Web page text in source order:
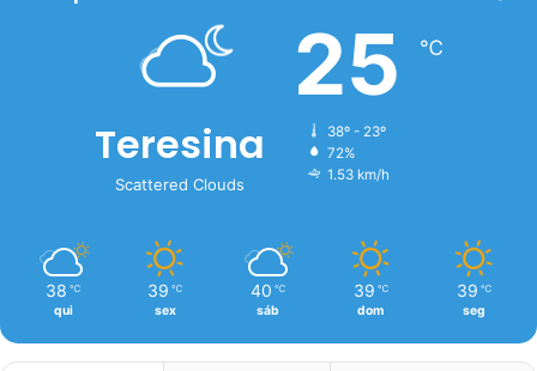
Teresina
Scattered Clouds
25 ℃
38º - 23º
72%
1.53 km/h
38 ℃
qui
39 ℃
sex
40 ℃
sáb
39 ℃
dom
39 ℃
seg